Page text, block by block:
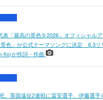
表「最高の景色を2026」オフィシャル
景色」が公式テーマソングに決定 6.3
flo)が作詞・作曲
、英国遠征2連戦に冨安選手、伊藤選手